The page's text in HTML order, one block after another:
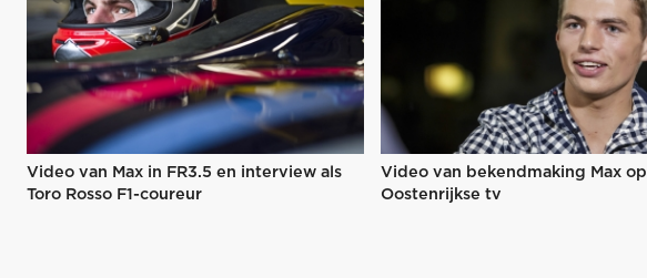
Video van Max in FR3.5 en interview als
Toro Rosso F1-coureur
Video van bekendmaking Max op
Oostenrijkse tv